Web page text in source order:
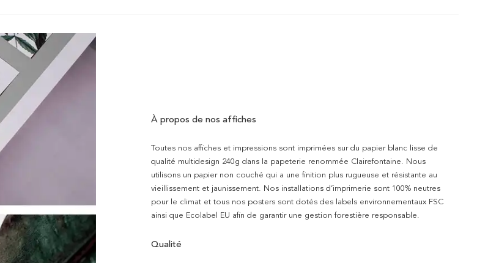
À propos de nos affiches
Toutes nos affiches et impressions sont imprimées sur du papier blanc lisse de
qualité multidesign 240g dans la papeterie renommée Clairefontaine. Nous
utilisons un papier non couché qui a une finition plus rugueuse et résistante au
vieillissement et jaunissement. Nos installations d’imprimerie sont 100% neutres
pour le climat et tous nos posters sont dotés des labels environnementaux FSC
ainsi que Ecolabel EU afin de garantir une gestion forestière responsable.
Qualité